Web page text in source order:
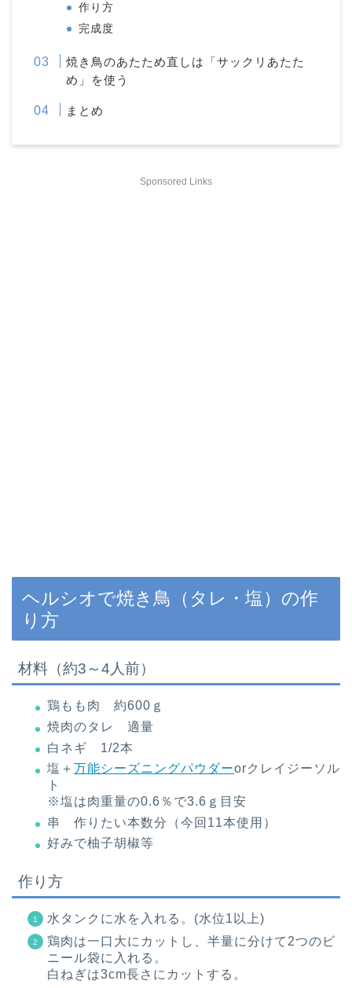
作り方
完成度
焼き鳥のあたため直しは「サックリあたた
め」を使う
まとめ
Sponsored Links
ヘルシオで焼き鳥（タレ・塩）の作
り方
材料（約3～4人前）
鶏もも肉 約600ｇ
焼肉のタレ 適量
白ネギ 1/2本
塩＋ 万能シーズニングパウダーorクレイジーソル
ト
※塩は肉重量の0.6％で3.6ｇ目安
串 作りたい本数分（今回11本使用）
好みで柚子胡椒等
作り方
水タンクに水を入れる。(水位1以上)
鶏肉は一口大にカットし、半量に分けて2つのビ
ニール袋に入れる。
白ねぎは3cm長さにカットする。